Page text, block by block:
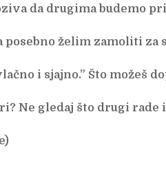
da drugima budemo
posebno želim zamoliti za
i sjajno.” Što možeš
Ne gledaj što drugi rade